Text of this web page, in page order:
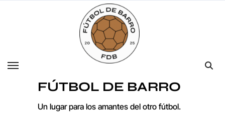
FÚTBOL DE BARRO
Un lugar para los amantes del otro fútbol.